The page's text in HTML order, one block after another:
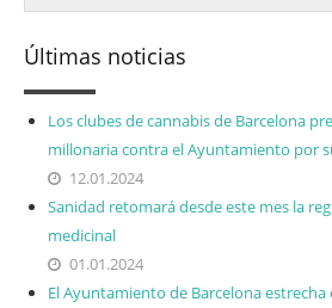
Últimas noticias
Los clubes de cannabis de Barcelona
millonaria contra el Ayuntamiento por
12.01.2024
Sanidad retomará desde este mes la
medicinal
01.01.2024
El Ayuntamiento de Barcelona estrecha